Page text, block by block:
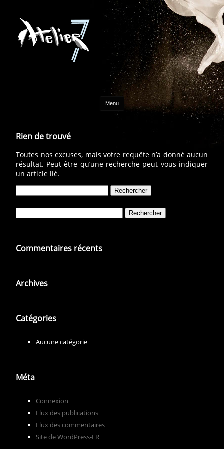
Menu Aller au contenu
Rien de trouvé
Toutes nos excuses, mais votre requête n’a donné aucun
résultat. Peut-être qu’une recherche peut vous indiquer
un article lié.
Commentaires récents
Archives
Catégories
Aucune catégorie
Méta
Connexion
Flux des publications
Flux des commentaires
Site de WordPress-FR